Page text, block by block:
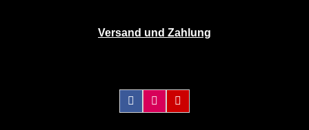
Versand und Zahlung